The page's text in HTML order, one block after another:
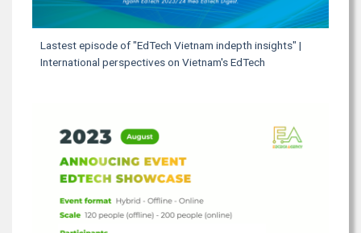
Lastest episode of "EdTech Vietnam indepth insights" |
International perspectives on Vietnam's EdTech